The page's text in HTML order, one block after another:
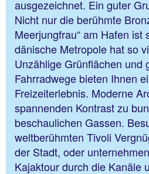
ausgezeichnet. Ein guter
Nicht nur die berühmte
Meerjungfrau“ am Hafen ist
dänische Metropole hat so
Unzählige Grünflächen und
Fahrradwege bieten Ihnen
Freizeiterlebnis. Moderne
spannenden Kontrast zu
beschaulichen Gassen.
weltberühmten Tivoli
der Stadt, oder
Kajaktour durch die Kanäle